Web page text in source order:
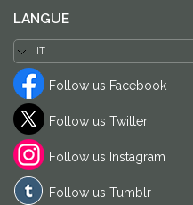
LANGUE
Follow us Facebook
Follow us Twitter
Follow us Instagram
Follow us Tumblr